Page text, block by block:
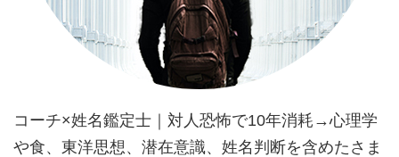
コーチ×姓名鑑定士｜対人恐怖で10年消耗→心理学
や食、東洋思想、潜在意識、姓名判断を含めたさま